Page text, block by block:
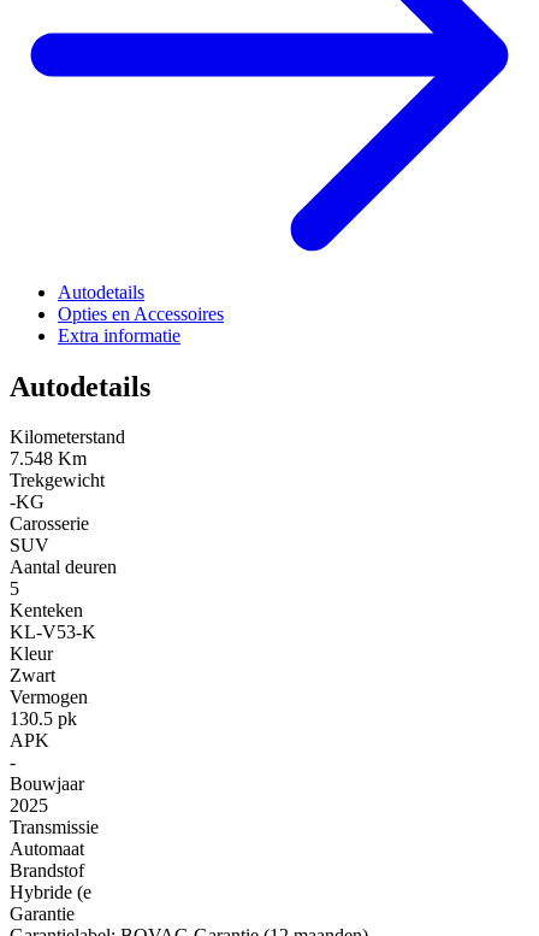
Autodetails
Opties en Accessoires
Extra informatie
Autodetails
Kilometerstand
7.548 Km
Trekgewicht
-KG
Carosserie
SUV
Aantal deuren
5
Kenteken
KL-V53-K
Kleur
Zwart
Vermogen
130.5 pk
APK
-
Bouwjaar
2025
Transmissie
Automaat
Brandstof
Hybride (e
Garantie